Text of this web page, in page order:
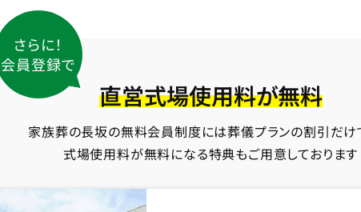
さらに！
会員登録で
直営式場使用料が無料
家族葬の長坂の無料会員制度には葬儀プランの割引だけ
式場使用料が無料になる特典もご用意しております